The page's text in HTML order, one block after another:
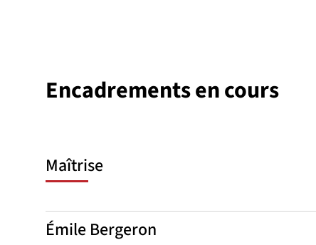
Encadrements en cours
Maîtrise
Émile Bergeron